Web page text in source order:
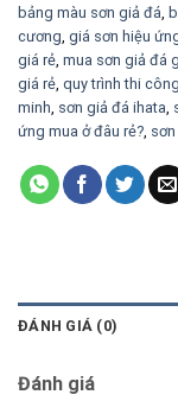
bảng màu sơn giả đá,
cương, giá sơn hiệu
giá rẻ, mua sơn giả đá
giá rẻ, quy trình thi
minh, sơn giả đá ihata,
ứng mua ở đâu rẻ?,
ĐÁNH GIÁ (0)
Đánh giá